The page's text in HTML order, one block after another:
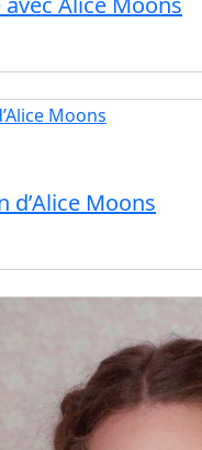
d’Alice Moons